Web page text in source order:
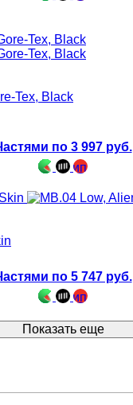
Tex, Black
по 3 997 руб.
по 5 747 руб.
Показать еще